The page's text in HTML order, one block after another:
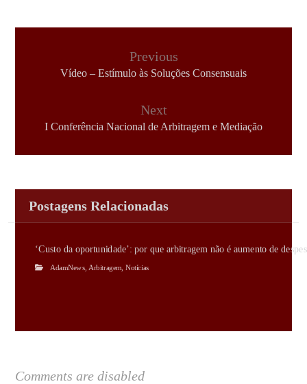
Previous
Vídeo – Estímulo às Soluções Consensuais
Next
I Conferência Nacional de Arbitragem e Mediação
Postagens Relacionadas
‘Custo da oportunidade’: por que arbitragem não é aumento de
AdamNews Arbitragem Notícias
Comments are disabled